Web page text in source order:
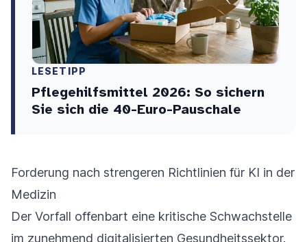
LESETIPP
Pflegehilfsmittel 2026: So sichern
Sie sich die 40-Euro-Pauschale
Forderung nach strengeren Richtlinien für KI in der
Medizin
Der Vorfall offenbart eine kritische Schwachstelle
im zunehmend digitalisierten Gesundheitssektor.